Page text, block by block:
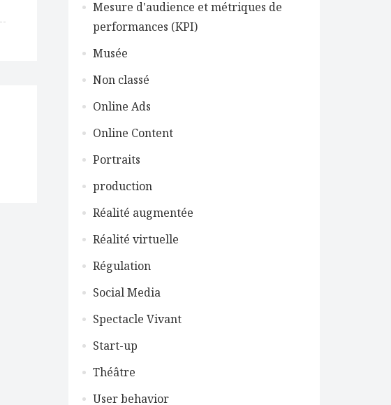
Mesure d'audience et métriques de
performances (KPI)
Musée
Non classé
Online Ads
Online Content
Portraits
production
Réalité augmentée
Réalité virtuelle
Régulation
Social Media
Spectacle Vivant
Start-up
Théâtre
User behavior